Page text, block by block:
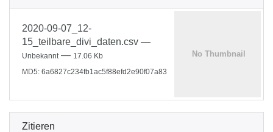
2020-09-07_12-
15_teilbare_divi_daten.csv —
Unbekannt — 17.06 Kb
MD5: 6a6827c234fb1ac5f88efd2e90f07a83
Zitieren